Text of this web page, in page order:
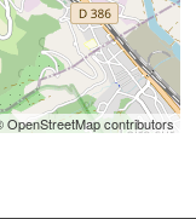
contributors